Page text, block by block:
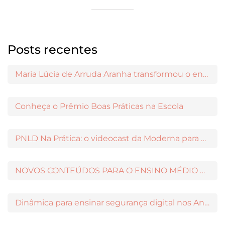
Posts recentes
Maria Lúcia de Arruda Aranha transformou o ensino de Filosofia no Brasil
Conheça o Prêmio Boas Práticas na Escola
PNLD Na Prática: o videocast da Moderna para apoiar a escolha das obras aprovadas
NOVOS CONTEÚDOS PARA O ENSINO MÉDIO DISPONÍVEIS NO MODERNAMIGOS
Dinâmica para ensinar segurança digital nos Anos Iniciais